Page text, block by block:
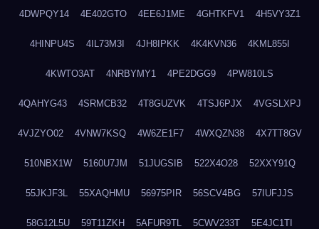
4DWPQY14 4E402GTO 4EE6J1ME 4GHTKFV1 4H5VY3Z1
4HINPU4S 4IL73M3I 4JH8IPKK 4K4KVN36 4KML855I
4KWTO3AT 4NRBYMY1 4PE2DGG9 4PW810LS
4QAHYG43 4SRMCB32 4T8GUZVK 4TSJ6PJX 4VGSLXPJ
4VJZYO02 4VNW7KSQ 4W6ZE1F7 4WXQZN38 4X7TT8GV
510NBX1W 5160U7JM 51JUGSIB 522X4O28 52XXY91Q
55JKJF3L 55XAQHMU 56975PIR 56SCV4BG 57IUFJJS
58G12L5U 59T11ZKH 5AFUR9TL 5CWV233T 5E4JC1TI